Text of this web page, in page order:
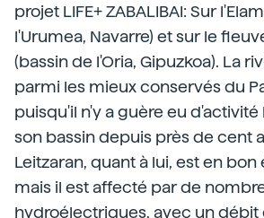
projet LIFE+ ZABALIBAI: Sur
l'Urumea, Navarre) et sur le
(bassin de l'Oria, Gipuzkoa). La
parmi les mieux conservés du
puisqu'il n'y a guère eu
son bassin depuis près de cent
Leitzaran, quant à lui, est en
mais il est affecté par de
hydroélectriques, avec un débit